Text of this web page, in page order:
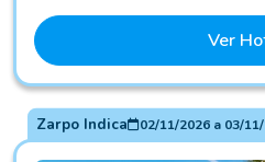
Ver
Zarpo Indica 02/11/2026a 03/